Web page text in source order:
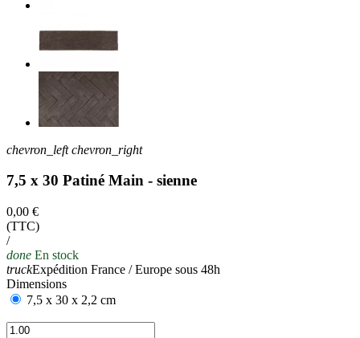
chevron_left chevron_right
7,5 x 30 Patiné Main - sienne
0,00 €
(TTC)
/
done En stock
truckExpédition France / Europe sous 48h
Dimensions
7,5 x 30 x 2,2 cm